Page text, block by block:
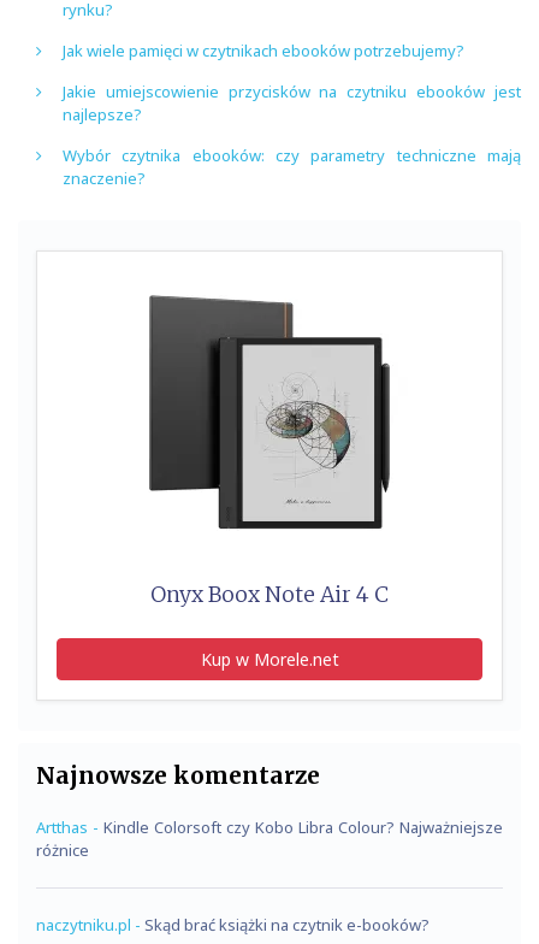
rynku?
Jak wiele pamięci w czytnikach ebooków potrzebujemy?
Jakie umiejscowienie przycisków na czytniku ebooków jest
najlepsze?
Wybór czytnika ebooków: czy parametry techniczne mają
znaczenie?
Onyx Boox Note Air 4 C
Kup w Morele.net
Najnowsze komentarze
Artthas - Kindle Colorsoft czy Kobo Libra Colour? Najważniejsze
różnice
naczytniku.pl - Skąd brać książki na czytnik e-booków?